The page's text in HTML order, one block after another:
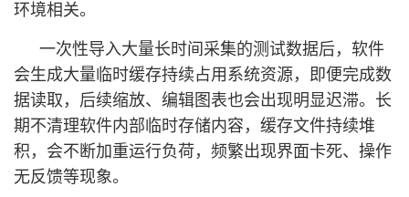
环境相关。
一次性导入大量长时间采集的测试数据后，软件
会生成大量临时缓存持续占用系统资源，即便完成数
据读取，后续缩放、编辑图表也会出现明显迟滞。长
期不清理软件内部临时存储内容，缓存文件持续堆
积，会不断加重运行负荷，频繁出现界面卡死、操作
无反馈等现象。